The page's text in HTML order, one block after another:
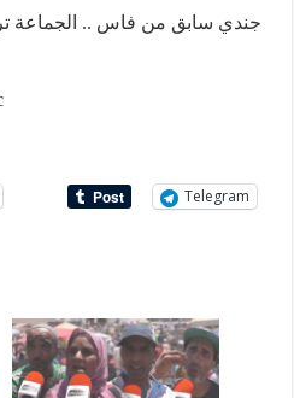
جندي سابق من فاس .. الجماعة
Telegram